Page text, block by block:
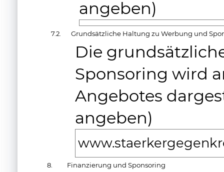
angeben)
7.2. Grundsätzliche Haltung zu Werbung und
Die
Sponsoring wird
Angebotes
angeben)
8.
Finanzierung und Sponsoring